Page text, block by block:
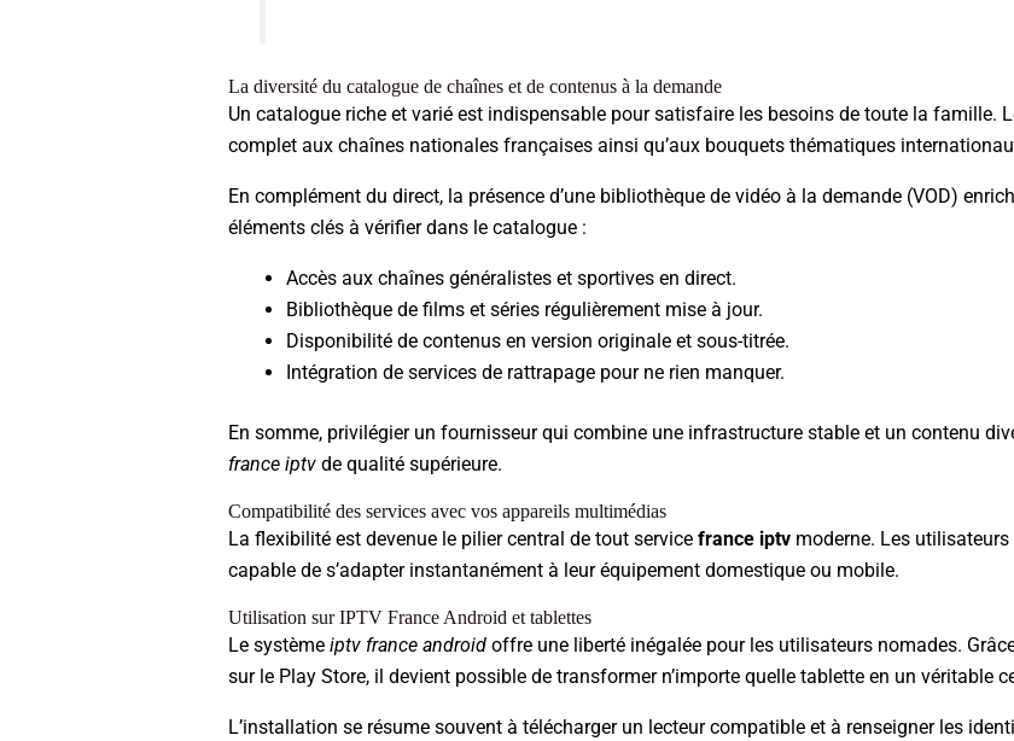
La diversité du catalogue de chaînes et de contenus à la demande
Un catalogue riche et varié est indispensable pour satisfaire les besoins de toute la famille.
complet aux chaînes nationales françaises ainsi qu’aux bouquets thématiques
En complément du direct, la présence d’une bibliothèque de vidéo à la demande (VOD)
éléments clés à vérifier dans le catalogue :
Accès aux chaînes généralistes et sportives en direct.
Bibliothèque de films et séries régulièrement mise à jour.
Disponibilité de contenus en version originale et sous-titrée.
Intégration de services de rattrapage pour ne rien manquer.
En somme, privilégier un fournisseur qui combine une infrastructure stable et un contenu
france iptvde qualité supérieure.
Compatibilité des services avec vos appareils multimédias
La flexibilité est devenue le pilier central de tout service france iptvmoderne. Les utilisateurs
capable de s’adapter instantanément à leur équipement domestique ou mobile.
Utilisation sur IPTV France Android et tablettes
Le système iptv france androidoffre une liberté inégalée pour les utilisateurs nomades.
sur le Play Store, il devient possible de transformer n’importe quelle tablette en un véritable
L’installation se résume souvent à télécharger un lecteur compatible et à renseigner les